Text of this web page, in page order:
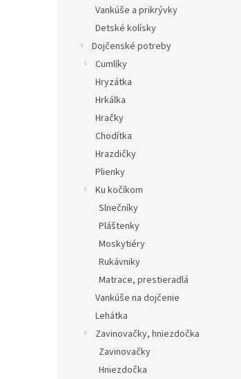
Vankúše a prikrývky
Detské kolísky
Dojčenské potreby
Cumlíky
Hryzátka
Hrkálka
Hračky
Chodítka
Hrazdičky
Plienky
Ku kočíkom
Slnečníky
Pláštenky
Moskytiéry
Rukávniky
Matrace, prestieradlá
Vankúše na dojčenie
Lehátka
Zavinovačky, hniezdočka
Zavinovačky
Hniezdočka